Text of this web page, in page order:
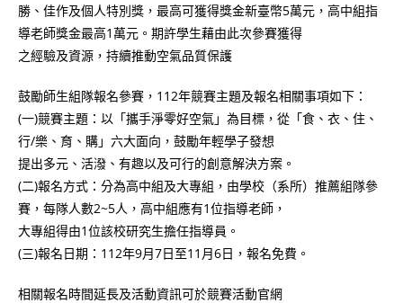
勝、佳作及個人特別獎，最高可獲得獎金新臺幣5萬元，高中組指
導老師獎金最高1萬元。期許學生藉由此次參賽獲得
之經驗及資源，持續推動空氣品質保護
鼓勵師生組隊報名參賽，112年競賽主題及報名相關事項如下：
(一)競賽主題：以「攜手淨零好空氣」為目標，從「食、衣、住、
行/樂、育、購」六大面向，鼓勵年輕學子發想
提出多元、活潑、有趣以及可行的創意解決方案。
(二)報名方式：分為高中組及大專組，由學校（系所）推薦組隊參
賽，每隊人數2~5人，高中組應有1位指導老師，
大專組得由1位該校研究生擔任指導員。
(三)報名日期：112年9月7日至11月6日，報名免費。
相關報名時間延長及活動資訊可於競賽活動官網